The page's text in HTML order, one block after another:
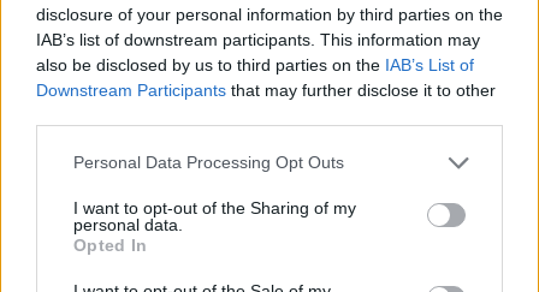
disclosure of your personal information by third parties on the
IAB’s list of downstream participants. This information may
also be disclosed by us to third parties on the IAB’s List of
Downstream Participants that may further disclose it to other
Personal Data Processing Opt Outs
I want to opt-out of the Sharing of my
personal data.
Opted In
Μαριαλένα Ρουμελιώτη: Η καθημερινότητα